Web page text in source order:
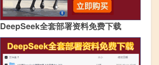
DeepSeek全套部署资料免费下载